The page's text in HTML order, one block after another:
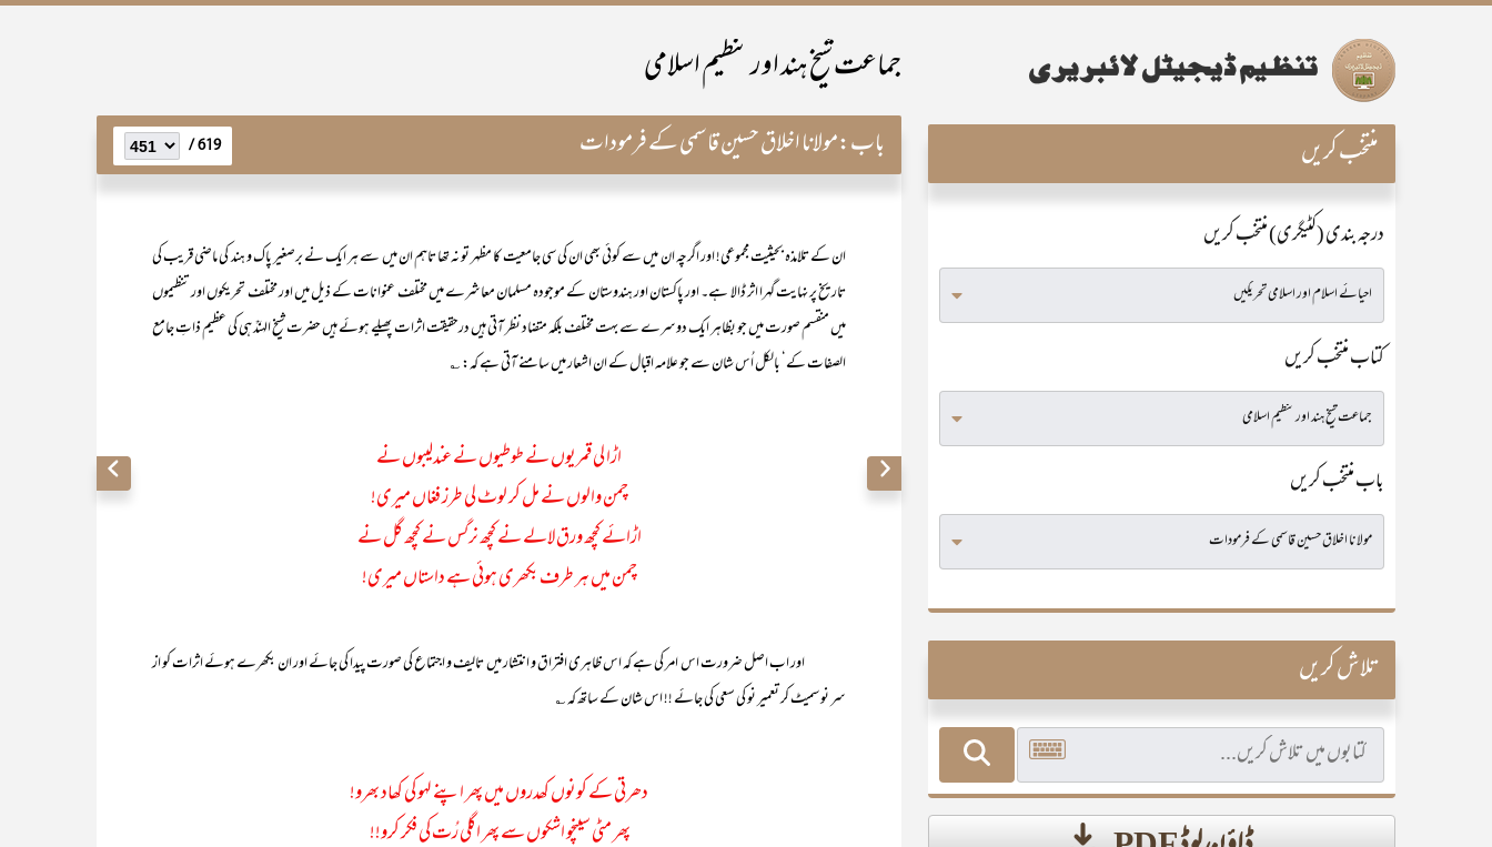
جماعت شیخ ہند اور تنظیم اسلامی
باب:مولانا اخلاق حسین قاسمی کے فرمودات 619 /
ان کے تلامذہ بحیثیت مجموعی! اور اگرچہ ان میں سے کوئی بھی ان کی سی جامعیت کا مظہر تو نہ تھا تاہم ان میں سے ہر ایک نے برصغیر پاک و ہند کی ماضی قریب کی
تاریخ پر نہایت گہرا اثر ڈالا ہے۔ اور پاکستان اور ہندوستان کے موجودہ مسلمان معاشرے میں مختلف عنوانات کے ذیل میں اور مختلف تحریکوں اور تنظیموں
میں منقسم صورت میں جو بظاہر ایک دوسرے سے بہت مختلف بلکہ متضاد نظر آتی ہیں درحقیقت اثرات پھیلے ہوئے ہیں حضرت شیخ الہندؒ ہی کی عظیم ذاتِ جامع
الصفات کے‘ بالکل اُس شان سے جو علامہ اقبال کے ان اشعار میں سامنے آتی ہے کہ: ؎
اڑا لی قمریوں نے طوطیوں نے عندلیبوں نے
چمن والوں نے مل کر لوٹ لی طرز فغاں میری!
اڑائے کچھ ورق لالے نے کچھ نرگس نے کچھ گل نے
چمن میں ہر طرف بکھری ہوئی ہے داستاں میری!
اور اب اصل ضرورت اس امر کی ہے کہ اس ظاہری افتراق و انتشار میں تالیف و اجتماع کی صورت پیدا کی جائے اور ان بکھرے ہوئے اثرات کو از
سر نو سمیٹ کر تعمیر نو کی سعی کی جائے !! اس شان کے ساتھ کہ ؎
دھرتی کے کونوں کھدروں میں پھر اپنے لہو کی کھاد بھرو!
پھر مٹی سینچو اشکوں سے پھر اگلی رُت کی فکر کرو!!
منتخب کریں
درجہ بندی (کٹیگری) منتخب کریں
کتاب منتخب کریں
باب منتخب کریں
تلاش کریں